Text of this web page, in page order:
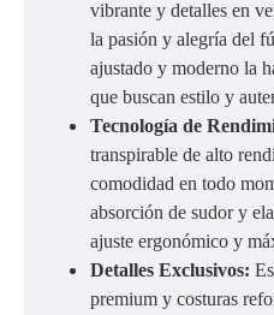
vibrante y detalles en
la pasión y alegría del
ajustado y moderno la
que buscan estilo y
Tecnología de
transpirable de alto
comodidad en todo
absorción de sudor y
ajuste ergonómico y
Detalles Exclusivos:
premium y costuras